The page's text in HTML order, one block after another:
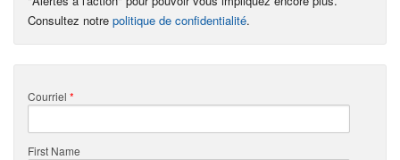
Consultez notre politique de confidentialité.
Courriel *
First Name